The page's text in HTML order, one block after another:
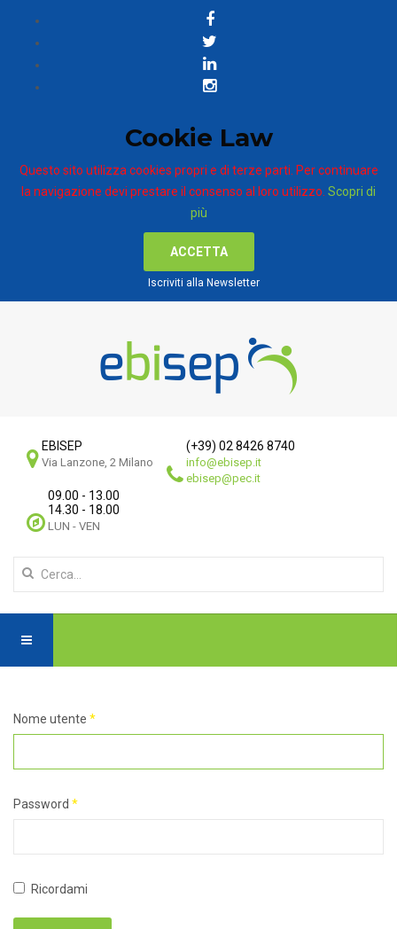
Cookie Law
Questo sito utilizza cookies propri e di terze parti. Per continuare
la navigazione devi prestare il consenso al loro utilizzo. Scopri di
più
ACCETTA
Iscriviti alla Newsletter
EBISEP
Via Lanzone, 2 Milano
(+39) 02 8426 8740
info@ebisep.it
ebisep@pec.it
09.00 - 13.00
14.30 - 18.00
LUN - VEN
Nome utente *
Password *
Ricordami